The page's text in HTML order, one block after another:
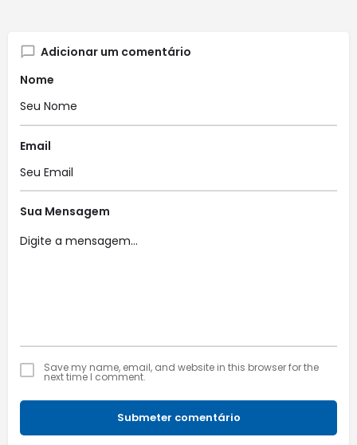
Adicionar um comentário
Nome
Email
Sua Mensagem
Save my name, email, and website in this browser for the
next time I comment.
Submeter comentário